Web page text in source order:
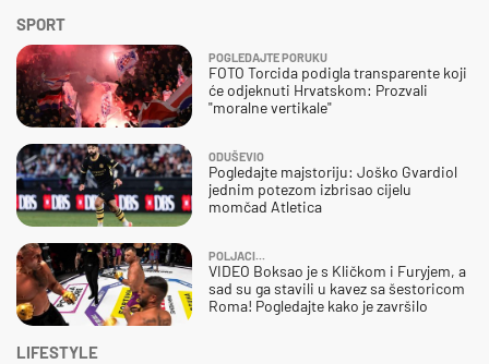
SPORT
POGLEDAJTE PORUKU
FOTO Torcida podigla transparente koji
će odjeknuti Hrvatskom: Prozvali
"moralne vertikale"
ODUŠEVIO
Pogledajte majstoriju: Joško Gvardiol
jednim potezom izbrisao cijelu
momčad Atletica
POLJACI...
VIDEO Boksao je s Kličkom i Furyjem, a
sad su ga stavili u kavez sa šestoricom
Roma! Pogledajte kako je završilo
LIFESTYLE